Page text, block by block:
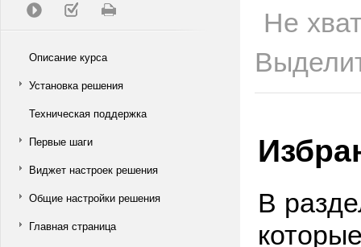
Описание курса
Установка решения
Техническая поддержка
Первые шаги
Виджет настроек решения
Общие настройки решения
Главная страница
Не
В